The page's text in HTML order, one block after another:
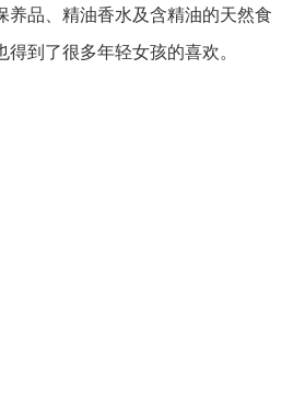
品、精油香水及含精油的天然食
到了很多年轻女孩的喜欢。